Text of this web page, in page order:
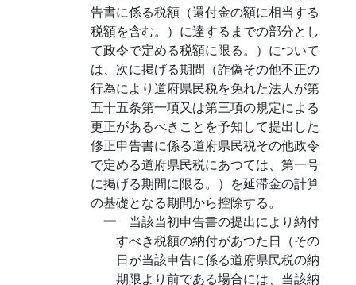
告書に係る税額（還付金の額に相当する
税額を含む。）に達するまでの部分とし
て政令で定める税額に限る。）について
は、次に掲げる期間（詐偽その他不正の
行為により道府県民税を免れた法人が第
五十五条第一項又は第三項の規定による
更正があるべきことを予知して提出した
修正申告書に係る道府県民税その他政令
で定める道府県民税にあつては、第一号
に掲げる期間に限る。）を延滞金の計算
の基礎となる期間から控除する。
一 当該当初申告書の提出により納付
すべき税額の納付があつた日（その
日が当該申告に係る道府県民税の納
期限より前である場合には、当該納